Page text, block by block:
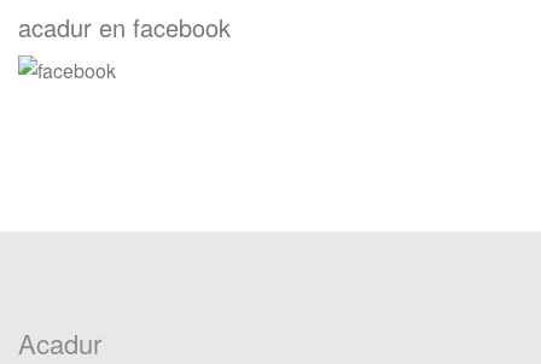
acadur en facebook
Acadur